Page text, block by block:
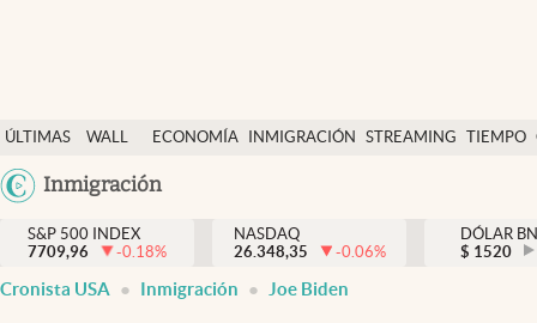
ÚLTIMAS
NOTICIAS
WALL
Y
DÓLAR
ECONOMÍA INMIGRACIÓN STREAMING TIEMPO
México
Inmigración
Finanzas y economía
Wall Street y dólar
Inmigración
S&P 500 INDEX
7709,96
-0.18%
NASDAQ
26.348,35
-0.06%
DÓLAR
$ 1520
Cronista USA Inmigración Joe Biden